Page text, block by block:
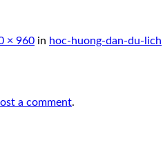
× 960 in hoc-huong-dan-du-lich
a comment.